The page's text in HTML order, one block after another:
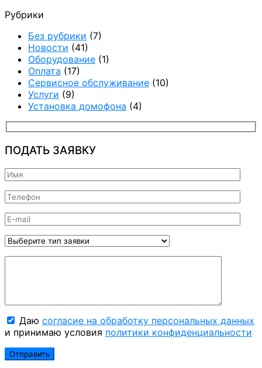
Рубрики
Без рубрики (7)
Новости (41)
Оборудование (1)
Оплата (17)
Сервисное обслуживание (10)
Услуги (9)
Установка домофона (4)
ПОДАТЬ ЗАЯВКУ
Даю согласие на обработку персональных данных
и принимаю условия политики конфиденциальности